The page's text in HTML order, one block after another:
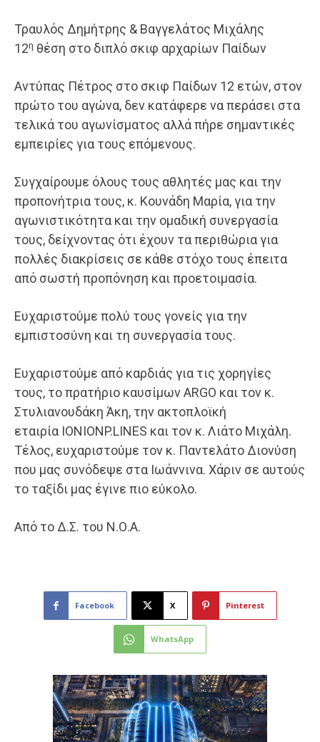
Τραυλός Δημήτρης & Βαγγελάτος Μιχάλης
12η θέση στο διπλό σκιφ αρχαρίων Παίδων
Αντύπας Πέτρος στο σκιφ Παίδων 12 ετών, στον
πρώτο του αγώνα, δεν κατάφερε να περάσει στα
τελικά του αγωνίσματος αλλά πήρε σημαντικές
εμπειρίες για τους επόμενους.
Συγχαίρουμε όλους τους αθλητές μας και την
προπονήτρια τους, κ. Κουνάδη Μαρία, για την
αγωνιστικότητα και την ομαδική συνεργασία
τους, δείχνοντας ότι έχουν τα περιθώρια για
πολλές διακρίσεις σε κάθε στόχο τους έπειτα
από σωστή προπόνηση και προετοιμασία.
Ευχαριστούμε πολύ τους γονείς για την
εμπιστοσύνη και τη συνεργασία τους.
Ευχαριστούμε από καρδιάς για τις χορηγίες
τους, το πρατήριο καυσίμων ARGO και τον κ.
Στυλιανουδάκη Άκη, την ακτοπλοϊκή
εταιρία IONIONP.LINES και τον κ. Λιάτο Μιχάλη.
Τέλος, ευχαριστούμε τον κ. Παντελάτο Διονύση
που μας συνόδεψε στα Ιωάννινα. Χάριν σε αυτούς
το ταξίδι μας έγινε πιο εύκολο.
Από το Δ.Σ. του Ν.Ο.Α.
Facebook X Pinterest
WhatsApp